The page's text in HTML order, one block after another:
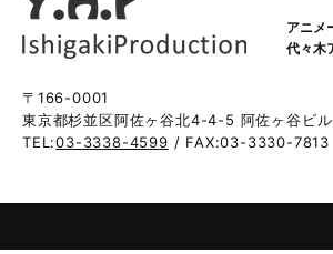
アニメ
代々木
〒166-0001
東京都杉並区阿佐ヶ谷北4-4-5 阿佐ヶ谷
TEL:03-3338-4599 / FAX:03-3330-7813